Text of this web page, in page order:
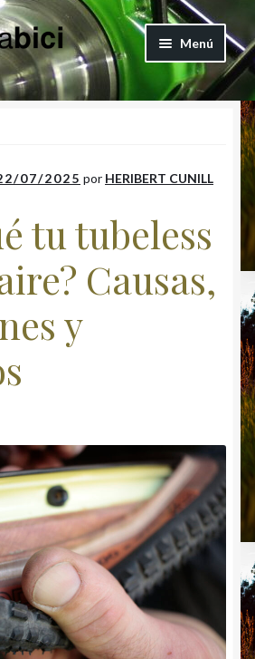
Menú
hijo
Shop
07/2025 por HERIBERT CUNILL
tu tubeless
Causas,
y